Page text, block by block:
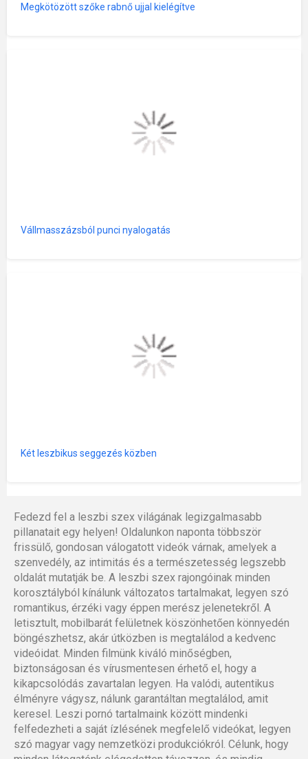
Megkötözött szőke rabnő ujjal kielégítve
Vállmasszázsból punci nyalogatás
Két leszbikus seggezés közben
Fedezd fel a leszbi szex világának legizgalmasabb
pillanatait egy helyen! Oldalunkon naponta többször
frissülő, gondosan válogatott videók várnak, amelyek a
szenvedély, az intimitás és a természetesség legszebb
oldalát mutatják be. A leszbi szex rajongóinak minden
korosztályból kínálunk változatos tartalmakat, legyen szó
romantikus, érzéki vagy éppen merész jelenetekről. A
letisztult, mobilbarát felületnek köszönhetően könnyedén
böngészhetsz, akár útközben is megtalálod a kedvenc
videóidat. Minden filmünk kiváló minőségben,
biztonságosan és vírusmentesen érhető el, hogy a
kikapcsolódás zavartalan legyen. Ha valódi, autentikus
élményre vágysz, nálunk garantáltan megtalálod, amit
keresel. Leszi pornó tartalmaink között mindenki
felfedezheti a saját ízlésének megfelelő videókat, legyen
szó magyar vagy nemzetközi produkciókról. Célunk, hogy